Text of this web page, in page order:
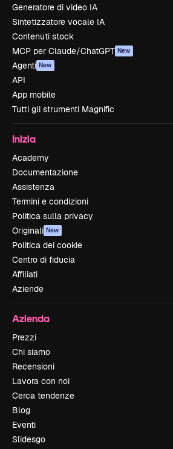
Generatore di video IA
Sintetizzatore vocale IA
Contenuti stock
MCP per Claude/ChatGPT New
Agenti New
API
App mobile
Tutti gli strumenti Magnific
Inizia
Academy
Documentazione
Assistenza
Termini e condizioni
Politica sulla privacy
Originali New
Politica dei cookie
Centro di fiducia
Affiliati
Aziende
Azienda
Prezzi
Chi siamo
Recensioni
Lavora con noi
Cerca tendenze
Blog
Eventi
Slidesgo